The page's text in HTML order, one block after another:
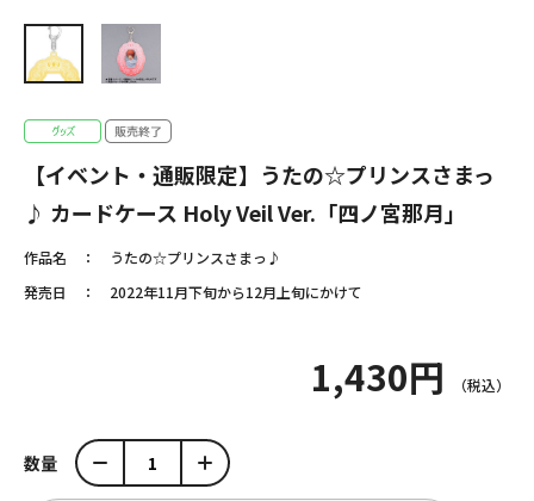
【イベント・通販限定】うたの☆プリンスさまっ
♪ カードケース Holy Veil Ver.「四ノ宮那月」
作品名
うたの☆プリンスさまっ♪
発売日
2022年11月下旬から12月上旬にかけて
1,430円
数量